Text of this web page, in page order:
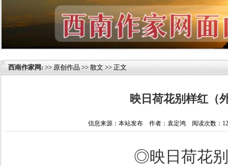
西南作家网 : >> 原创作品 >> 散文 >> 正文
映日荷花别样红（
信息来源：本站发布 作者：袁定鸿 阅读次数：
◎映日荷花